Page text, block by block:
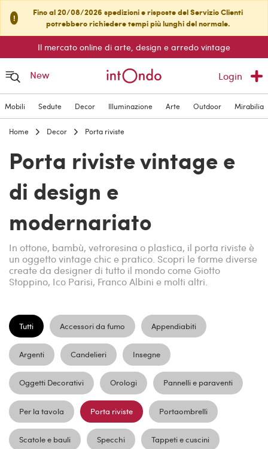
!
Fino al 20/08/2026 spedizioni e risposte del Servizio Clienti
potrebbero richiedere tempi più lunghi del normale.
Il mercato online di arte, design e arredo vintage
New Login
Mobili Sedute Decor Illuminazione Arte Outdoor Mirabilia
Home Decor Porta riviste
Porta riviste vintage e
di design e
modernariato
In ottone, bambù, vetroresina o plastica, il porta riviste è
un oggetto vintage chic e pratico. Scopri le forme diverse
create da designer di tutto il mondo come Giotto
Stoppino, Ico Parisi, Franco Albini e molti altri.
Tutti Accessori da fumo Appendiabiti
Argenti Candelieri Insegne
Oggetti Decorativi Orologi Pannelli e paraventi
Per la tavola Porta riviste Portaombrelli
Scatole e bauli Specchi Tappeti e cuscini